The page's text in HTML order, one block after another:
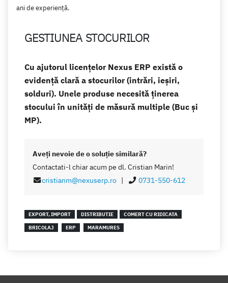
ani de experiență.
GESTIUNEA STOCURILOR
Cu ajutorul licențelor Nexus ERP există o
evidență clară a stocurilor (intrări, ieșiri,
solduri). Unele produse necesită ținerea
stocului în unități de măsură multiple (Buc și
MP).
Aveţi nevoie de o soluţie similară?
Contactati-l chiar acum pe dl. Cristian Marin!
cristianm@nexuserp.ro| 0731-550-612
EXPORT, IMPORT DISTRIBUTIE
COMERT CU RIDICATA
BRICOLAJ
ERP MARAMURES